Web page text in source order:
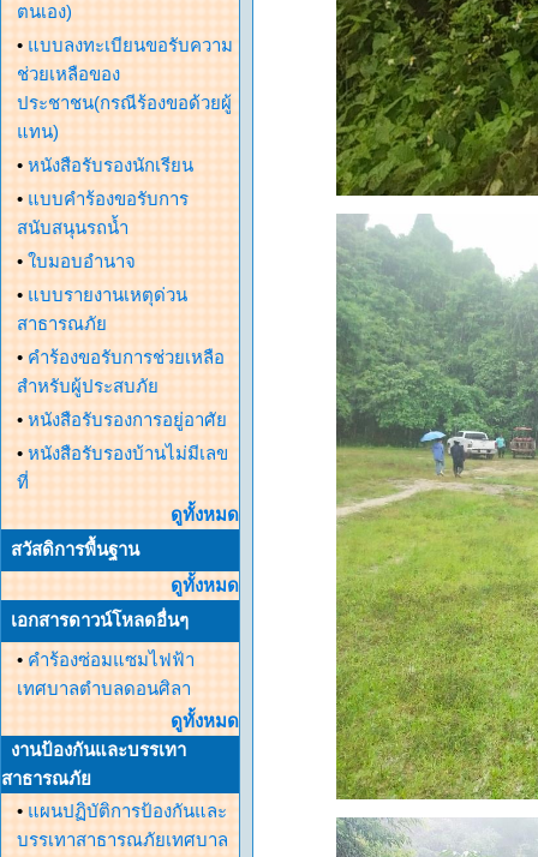
ตนเอง)
• แบบลงทะเบียนขอรับความ
ช่วยเหลือของ
ประชาชน(กรณีร้องขอด้วยผู้
แทน)
• หนังสือรับรองนักเรียน
• แบบคำร้องขอรับการ
สนับสนุนรถน้ำ
• ใบมอบอำนาจ
• แบบรายงานเหตุด่วน
สาธารณภัย
• คำร้องขอรับการช่วยเหลือ
สำหรับผู้ประสบภัย
• หนังสือรับรองการอยู่อาศัย
• หนังสือรับรองบ้านไม่มีเลข
ที่
ดูทั้งหมด
สวัสดิการพื้นฐาน
ดูทั้งหมด
เอกสารดาวน์โหลดอื่นๆ
• คำร้องซ่อมแซมไฟฟ้า
เทศบาลตำบลดอนศิลา
ดูทั้งหมด
งานป้องกันและบรรเทา
สาธารณภัย
• แผนปฏิบัติการป้องกันและ
บรรเทาสาธารณภัยเทศบาล